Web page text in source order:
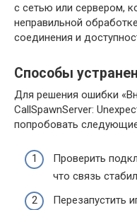
с сетью или сервером,
неправильной
соединения и
Способы
Для решения ошибки
CallSpawnServer:
попробовать
Проверить
что связь
Перезапустить